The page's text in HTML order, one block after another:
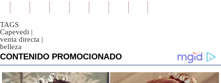
TAGS
Capevedi |
venta directa |
belleza